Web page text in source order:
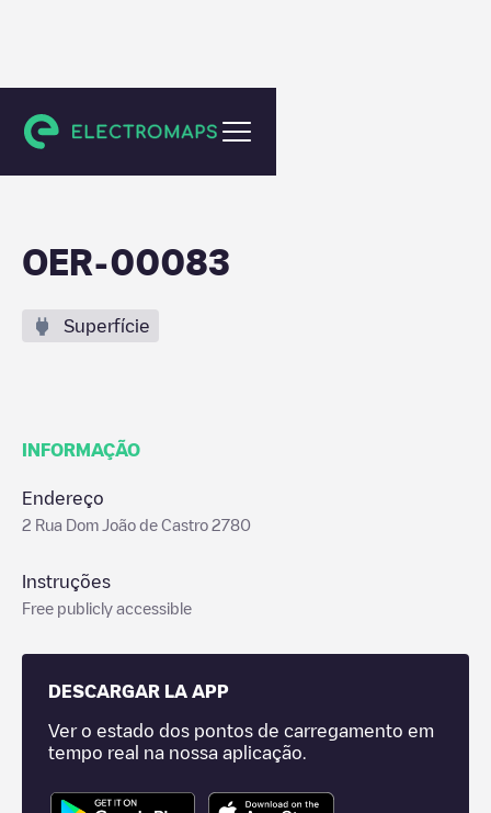
Oeiras
OER-00083
Superfície
INFORMAÇÃO
Endereço
2 Rua Dom João de Castro 2780
Instruções
Free publicly accessible
DESCARGAR LA APP
Ver o estado dos pontos de carregamento em
tempo real na nossa aplicação.